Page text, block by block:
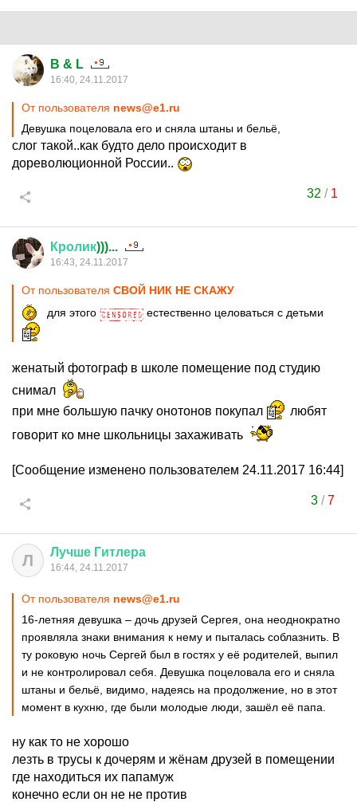
B & L
16:40, 24.11.2017
От пользователя news@e1.ru
Девушка поцеловала его и сняла штаны и бельё,
слог такой..как будто дело происходит в
дореволюционной России..
32 / 1
Кролик)))...
16:43, 24.11.2017
От пользователя СВОЙ НИК НЕ СКАЖУ
для этого
естественно целоваться с детьми
женатый фотограф в школе помещение под студию
снимал
при мне большую пачку онотонов покупал
любят
говорит ко мне школьницы захаживать
[Сообщение изменено пользователем 24.11.2017 16:44]
3/7
Л Лучше Гитлера
16:44, 24.11.2017
От пользователя news@e1.ru
16-летняя девушка – дочь друзей Сергея, она неоднократно
проявляла знаки внимания к нему и пыталась соблазнить. В
ту роковую ночь Сергей был в гостях у её родителей, выпил
и не контролировал себя. Девушка поцеловала его и сняла
штаны и бельё, видимо, надеясь на продолжение, но в этот
момент в кухню, где были молодые люди, зашёл её папа.
ну как то не хорошо
лезть в трусы к дочерям и жёнам друзей в помещении
где находиться их папамуж
конечно если он не не против